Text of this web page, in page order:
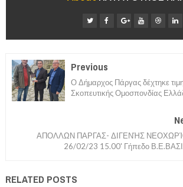
Previous
Ο Δήμαρχος Πάργας δέχτηκε
Σκοπευτικής Ομοσπονδίας
ΑΠΟΛΛΩΝ ΠΑΡΓΑΣ- ΔΙΓΕΝΉΣ
26/02/23 15.00' Γήπεδο
RELATED POSTS